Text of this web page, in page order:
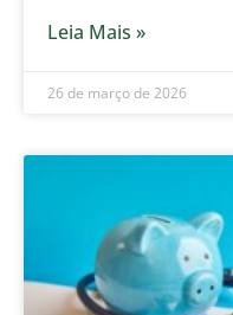
Leia Mais »
26 de março de 2026